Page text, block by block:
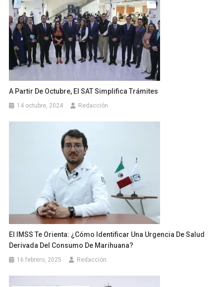
A Partir De Octubre, El SAT Simplifica Trámites
14 octubre, 2024 Redacción
El IMSS Te Orienta: ¿cómo Identificar Una Urgencia De Salud
Derivada Del Consumo De Marihuana?
16 febrero, 2025 Redacción